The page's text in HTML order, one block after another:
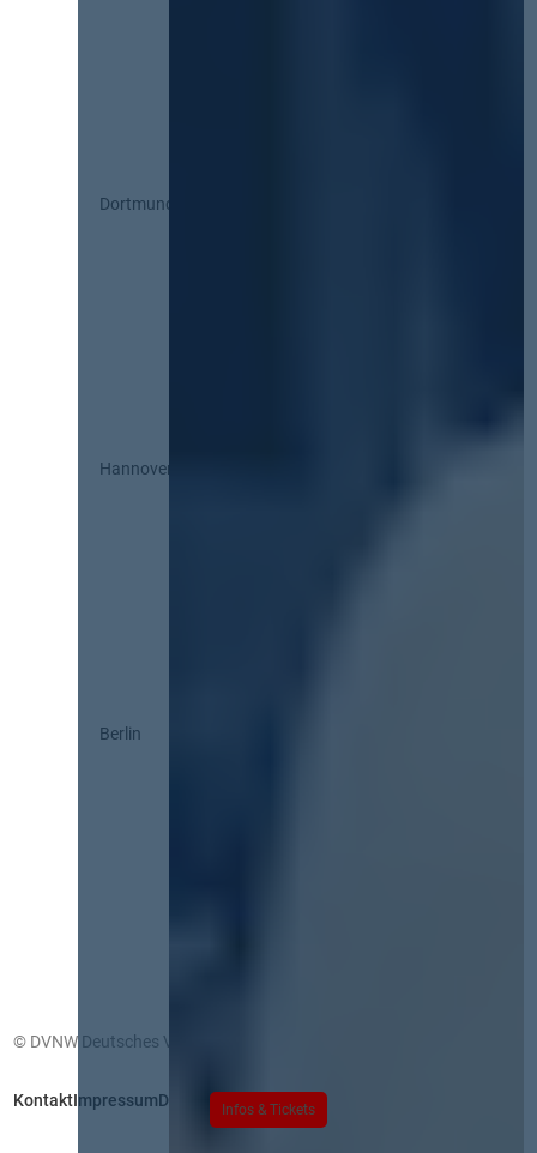
Infos & Tickets
Dortmund
Hannover
Berlin
© DVNW Deutsches Vergabenetzwerk GmbH
KontaktImpressumDatenschutz